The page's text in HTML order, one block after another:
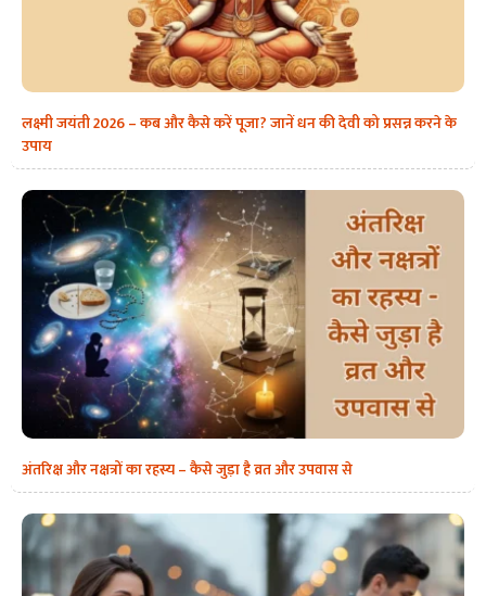
लक्ष्मी जयंती 2026 – कब और कैसे करें पूजा? जानें धन की देवी को प्रसन्न करने के
उपाय
अंतरिक्ष और नक्षत्रों का रहस्य – कैसे जुड़ा है व्रत और उपवास से